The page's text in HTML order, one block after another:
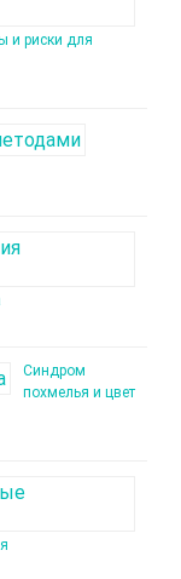
и риски для
Синдром
похмелья и цвет